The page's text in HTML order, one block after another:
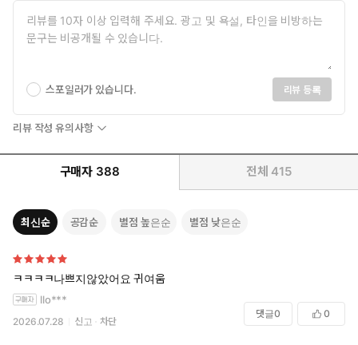
스포일러가 있습니다. 리뷰 등록
리뷰 작성 유의사항
구매자 388 전체 415
최신순 공감순 별점 높은순 별점 낮은순
ㅋㅋㅋㅋ나쁘지않았어요 귀여움
llo***
2026.07.28 신고 차단
댓글0 0